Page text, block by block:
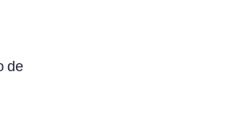
de